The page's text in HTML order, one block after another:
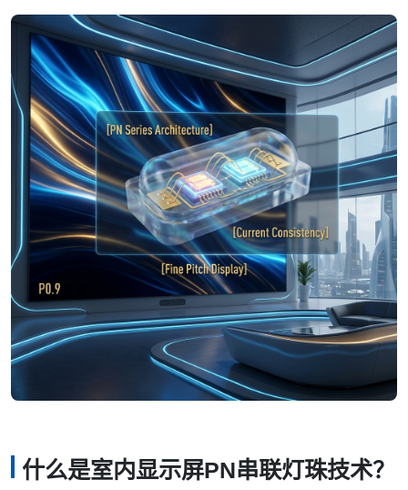
什么是室内显示屏PN串联灯珠技术？